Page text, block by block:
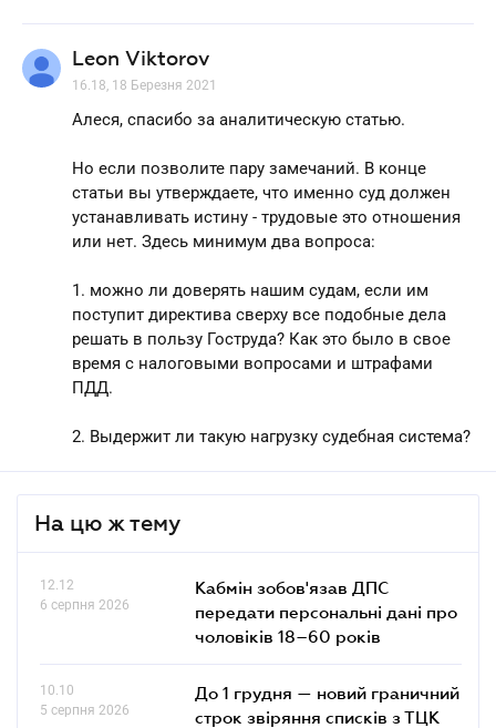
Leon Viktorov
16.18, 18 Березня 2021
Алеся, спасибо за аналитическую статью.
Но если позволите пару замечаний. В конце
статьи вы утверждаете, что именно суд должен
устанавливать истину - трудовые это отношения
или нет. Здесь минимум два вопроса:
1. можно ли доверять нашим судам, если им
поступит директива сверху все подобные дела
решать в пользу Гоструда? Как это было в свое
время с налоговыми вопросами и штрафами
ПДД.
2. Выдержит ли такую нагрузку судебная система?
На цю ж тему
12.12
6 серпня 2026
Кабмін зобов'язав ДПС
передати персональні дані про
чоловіків 18–60 років
10.10
5 серпня 2026
До 1 грудня — новий граничний
строк звіряння списків з ТЦК